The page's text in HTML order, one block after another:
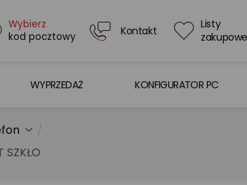
Wybierz
kod pocztowy
Kontakt
Listy
zakupowe
WYPRZEDAŻ KONFIGURATOR PC